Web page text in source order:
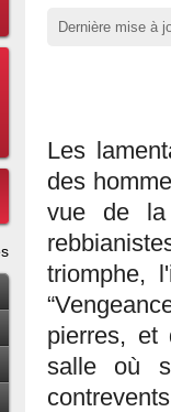
Dernière mise à
Les
des
vue de la
triomphe,
pierres, et
salle où